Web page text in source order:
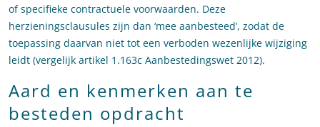
of specifieke contractuele voorwaarden. Deze
herzieningsclausules zijn dan ‘mee aanbesteed’, zodat de
toepassing daarvan niet tot een verboden wezenlijke wijziging
leidt (vergelijk artikel 1.163c Aanbestedingswet 2012).
Aard en kenmerken aan te
besteden opdracht